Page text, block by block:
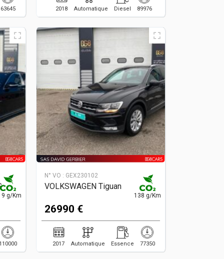
63645 2018 Automatique Diesel 89976
g/Km
N° VO : GEX230102
VOLKSWAGEN Tiguan
138 g/Km
26990 €
2017 Automatique Essence 77350